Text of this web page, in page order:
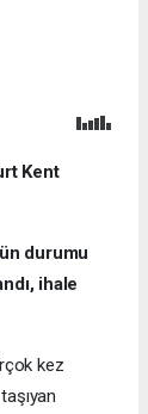
Kent
durumu
ihale
kez